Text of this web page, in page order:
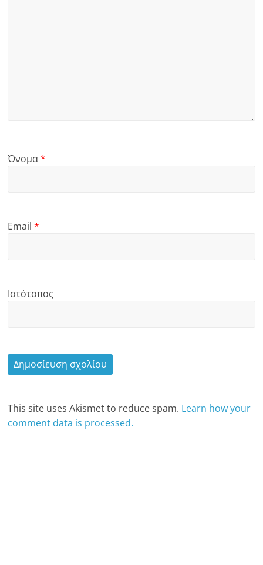
Όνομα*
Email*
Ιστότοπος
This site uses Akismet to reduce spam. Learn how your
comment data is processed.